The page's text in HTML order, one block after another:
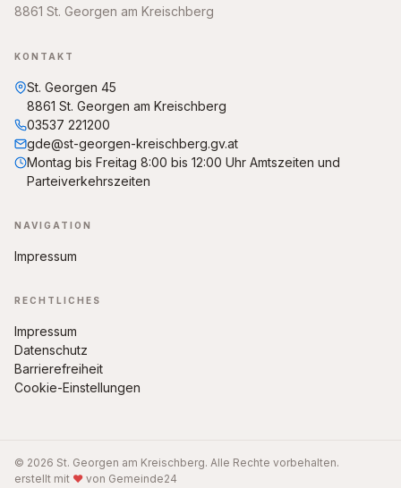
8861 St. Georgen am Kreischberg
KONTAKT
St. Georgen 45
8861 St. Georgen am Kreischberg
03537 221200
gde@st-georgen-kreischberg.gv.at
Montag bis Freitag 8:00 bis 12:00 Uhr Amtszeiten und
Parteiverkehrszeiten
NAVIGATION
Impressum
RECHTLICHES
Impressum
Datenschutz
Barrierefreiheit
Cookie-Einstellungen
© 2026 St. Georgen am Kreischberg. Alle Rechte vorbehalten.
erstellt mit ♥ von Gemeinde24